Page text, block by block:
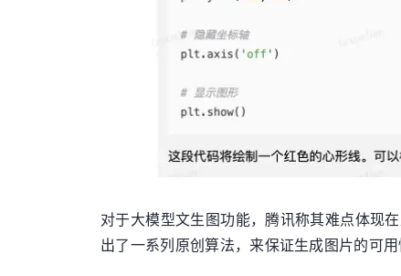
对于大模型文生图功能，腾讯称其难点体现在
出了一系列原创算法，来保证生成图片的可用